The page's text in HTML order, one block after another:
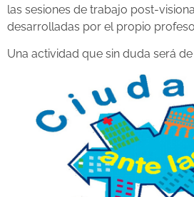
las sesiones de trabajo post-
desarrolladas por el propio
Una actividad que sin duda será